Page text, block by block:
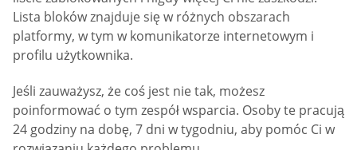
Lista bloków znajduje się w różnych obszarach
platformy, w tym w komunikatorze internetowym i
profilu użytkownika.
Jeśli zauważysz, że coś jest nie tak, możesz
poinformować o tym zespół wsparcia. Osoby te pracują
24 godziny na dobę, 7 dni w tygodniu, aby pomóc Ci w